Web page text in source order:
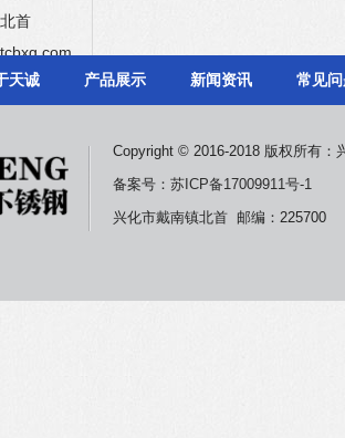
首
天诚 产品展示 新闻资讯 常见
Copyright © 2016-2018 版权所有：
备案号：苏ICP备17009911号-1
兴化市戴南镇北首 邮编：225700